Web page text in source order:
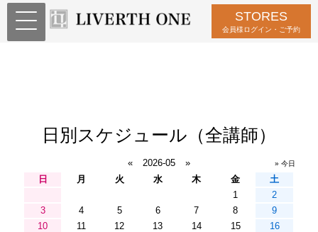
STORES
会員様ログイン・ご予約
日別スケジュール（全講師）
« 2026-05 » » 今日
日 月 火 水 木 金
土
1
2
3
4 5 6 7 8
9
10
11 12 13 14 15
16